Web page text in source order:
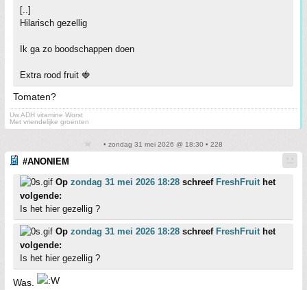
[..]
Hilarisch gezellig
Ik ga zo boodschappen doen
Extra rood fruit 🍓
Tomaten?
Uw ADH vitamine Worst
Met vriendelijke groenten
• zondag 31 mei 2026 @ 18:30 • 228
#ANONIEM
Op zondag 31 mei 2026 18:28 schreef FreshFruithet
volgende:
Is het hier gezellig ?
Op zondag 31 mei 2026 18:28 schreef FreshFruithet
volgende:
Is het hier gezellig ?
Was.